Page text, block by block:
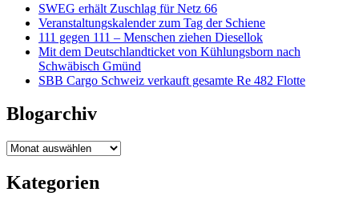
SWEG erhält Zuschlag für Netz 66
Veranstaltungskalender zum Tag der Schiene
111 gegen 111 – Menschen ziehen Diesellok
Mit dem Deutschlandticket von Kühlungsborn nach
Schwäbisch Gmünd
SBB Cargo Schweiz verkauft gesamte Re 482 Flotte
Blogarchiv
Blogarchiv
Kategorien